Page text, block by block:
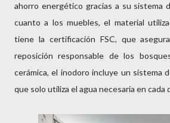
ahorro energético gracias a su sistema
cuanto a los muebles, el material
tiene la certificación FSC, que
reposición responsable de los
cerámica, el inodoro incluye un sistema
que solo utiliza el agua necesaria en cada